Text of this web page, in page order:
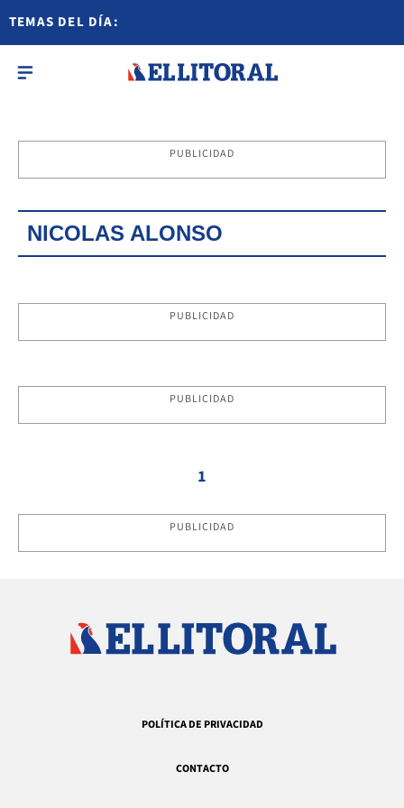
TEMAS DEL DÍA:
PUBLICIDAD
NICOLAS ALONSO
PUBLICIDAD
PUBLICIDAD
1
PUBLICIDAD
POLÍTICA DE PRIVACIDAD
CONTACTO